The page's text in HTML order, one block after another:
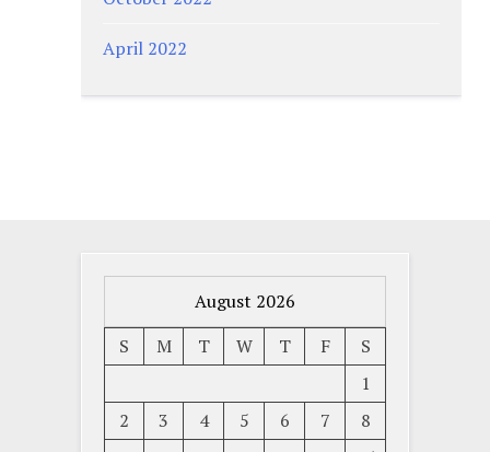
April 2022
August 2026
S
M T W T F
S
1
2
3 4 5 6 7
8